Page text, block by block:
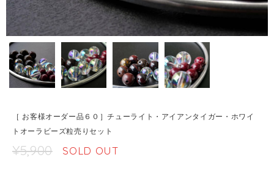
［ お客様オーダー品６０］チューライト・アイアンタイガー・ホワイ
トオーラビーズ粒売りセット
¥5,900 SOLD OUT